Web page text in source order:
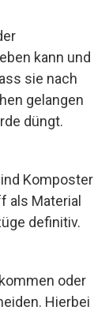
kann und
sie nach
gelangen
düngt.
Komposter
als Material
definitiv.
oder
Hierbei